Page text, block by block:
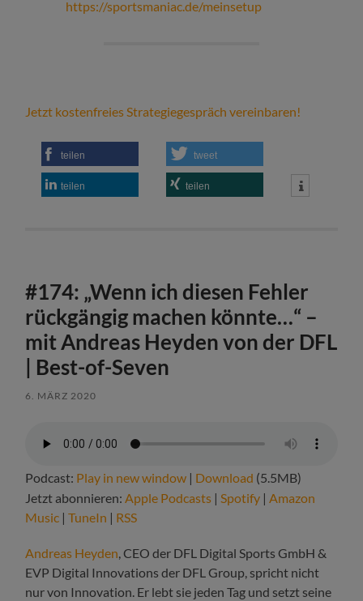
https://sportsmaniac.de/meinsetup
Jetzt kostenfreies Strategiegespräch vereinbaren!
teilen tweet
teilen teilen
#174: „Wenn ich diesen Fehler
rückgängig machen könnte…“ –
mit Andreas Heyden von der DFL
| Best-of-Seven
6. MÄRZ 2020
Podcast: Play in new window | Download (5.5MB)
Jetzt abonnieren:Apple Podcasts |Spotify |Amazon
Music |TuneIn | RSS
Andreas Heyden, CEO der DFL Digital Sports GmbH &
EVP Digital Innovations der DFL Group, spricht nicht
nur von Innovation. Er lebt sie jeden Tag und setzt seine